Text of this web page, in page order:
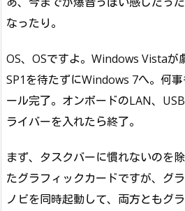
なったり。
OS、OSですよ。Windows Vistaが
SP1を待たずにWindows 7へ。何
ール完了。オンボードのLAN、
ライバーを入れたら終了。
まず、タスクバーに慣れないのを
たグラフィックカードですが、グ
ノビを同時起動して、両方ともグ